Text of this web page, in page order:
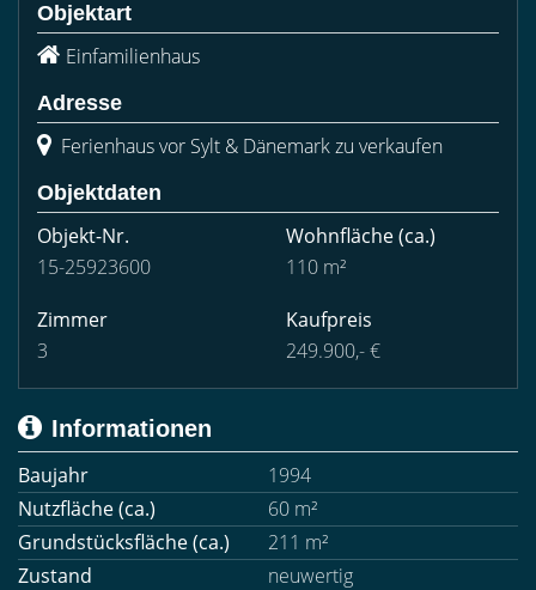
Objektart
Einfamilienhaus
Adresse
Ferienhaus vor Sylt & Dänemark zu verkaufen
Objektdaten
Objekt-Nr.
15-25923600
Wohnfläche(ca.)
110 m²
Zimmer
3
Kaufpreis
249.900,- €
Informationen
Baujahr
1994
Nutzfläche (ca.)
60 m²
Grundstücksfläche (ca.)
211 m²
Zustand
neuwertig